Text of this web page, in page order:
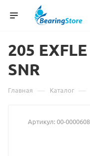
205 EXFLE
SNR
Главная — Каталог —
Артикул:00-